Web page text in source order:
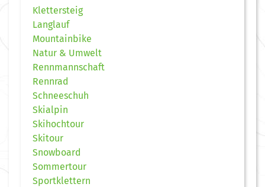
Klettersteig
Langlauf
Mountainbike
Natur & Umwelt
Rennmannschaft
Rennrad
Schneeschuh
Skialpin
Skihochtour
Skitour
Snowboard
Sommertour
Sportklettern